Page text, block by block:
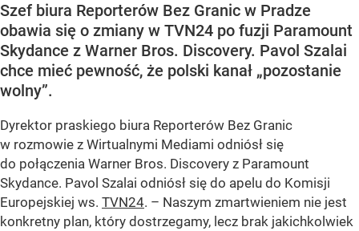
Szef biura Reporterów Bez Granic w Pradze
obawia się o zmiany w TVN24 po fuzji Paramount
Skydance z Warner Bros. Discovery. Pavol Szalai
chce mieć pewność, że polski kanał „pozostanie
wolny”.
Dyrektor praskiego biura Reporterów Bez Granic
w rozmowie z Wirtualnymi Mediami odniósł się
do połączenia Warner Bros. Discovery z Paramount
Skydance. Pavol Szalai odniósł się do apelu do Komisji
Europejskiej ws. TVN24. – Naszym zmartwieniem nie jest
konkretny plan, który dostrzegamy, lecz brak jakichkolwiek